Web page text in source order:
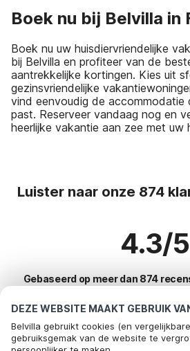
DEZE WEBSITE MAAKT GEBRUIK
Belvilla gebruikt cookies (en
gebruiksgemak van de website te
Boek nu bij Belvilla in
Boek nu uw huisdiervriendelijke
bij Belvilla en profiteer van de
aantrekkelijke kortingen. Kies uit
gezinsvriendelijke
vind eenvoudig de accommodatie
past. Reserveer vandaag nog en
heerlijke vakantie aan zee met uw
Luister naar onze 874
4.3/5
Gebaseerd op meer dan 874
Meest populaire